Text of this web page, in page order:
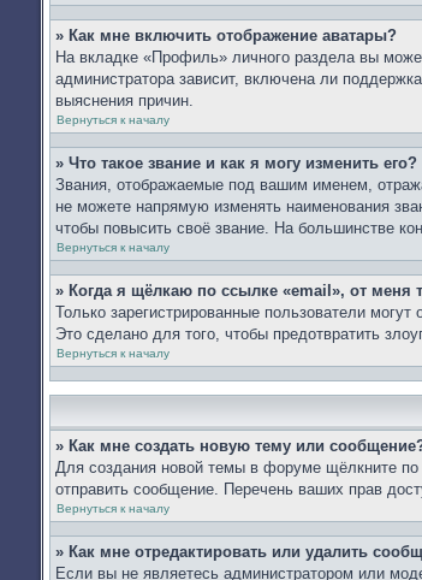
» Как мне включить отображение аватары?
На вкладке «Профиль» личного раздела вы
администратора зависит, включена ли
выяснения причин.
Вернуться к началу
» Что такое звание и как я могу изменить его?
Звания, отображаемые под вашим именем,
не можете напрямую изменять наименования
чтобы повысить своё звание. На большинстве
Вернуться к началу
» Когда я щёлкаю по ссылке «email», от меня
Только зарегистрированные пользователи
Это сделано для того, чтобы предотвратить
Вернуться к началу
» Как мне создать новую тему или
Для создания новой темы в форуме щёлкните по
отправить сообщение. Перечень ваших прав
Вернуться к началу
» Как мне отредактировать или удалить
Если вы не являетесь администратором или